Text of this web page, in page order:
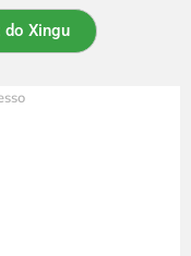
do Xingu